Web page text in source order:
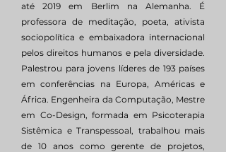
até 2019 em Berlim na Alemanha. É
professora de meditação, poeta, ativista
sociopolítica e embaixadora internacional
pelos direitos humanos e pela diversidade.
Palestrou para jovens líderes de 193 países
em conferências na Europa, Américas e
África. Engenheira da Computação, Mestre
em Co-Design, formada em Psicoterapia
Sistêmica e Transpessoal, trabalhou mais
de 10 anos como gerente de projetos,